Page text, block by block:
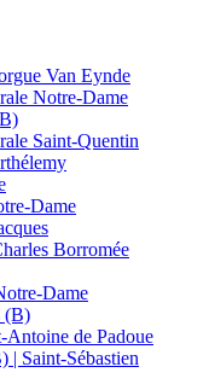
Van Eynde
Notre-Dame
Saint-Quentin
Dame
Borromée
Dame
(B)
de Padoue
| Saint-Sébastien